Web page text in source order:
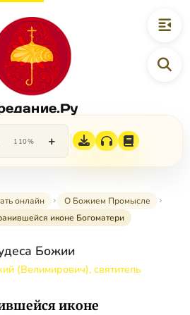
110% +
онлайн
О Божием Промысле
иконе Богоматери
Божии
(Велимирович), святитель
иконе